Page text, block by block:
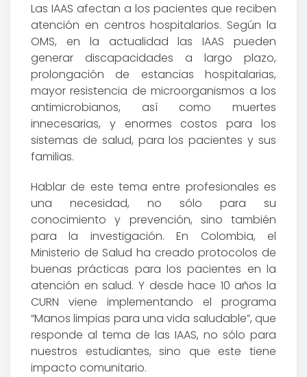
Las IAAS afectan a los pacientes que reciben
atención en centros hospitalarios. Según la
OMS, en la actualidad las IAAS pueden
generar discapacidades a largo plazo,
prolongación de estancias hospitalarias,
mayor resistencia de microorganismos a los
antimicrobianos, así como muertes
innecesarias, y enormes costos para los
sistemas de salud, para los pacientes y sus
familias.
Hablar de este tema entre profesionales es
una necesidad, no sólo para su
conocimiento y prevención, sino también
para la investigación. En Colombia, el
Ministerio de Salud ha creado protocolos de
buenas prácticas para los pacientes en la
atención en salud. Y desde hace 10 años la
CURN viene implementando el programa
“Manos limpias para una vida saludable”, que
responde al tema de las IAAS, no sólo para
nuestros estudiantes, sino que este tiene
impacto comunitario.